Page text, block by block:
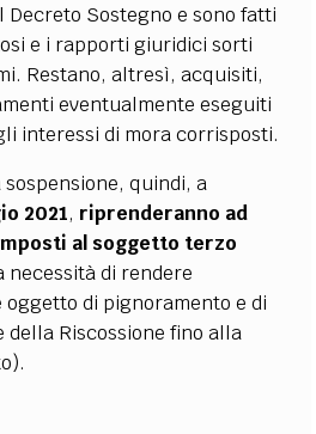
Sostegno e sono fatti
e i rapporti giuridici sorti
Restano, altresì, acquisiti,
eventualmente eseguiti
interessi di mora corrisposti.
quindi, a
2021, riprenderanno ad
al soggetto terzo
necessità di rendere
di pignoramento e di
della Riscossione fino alla